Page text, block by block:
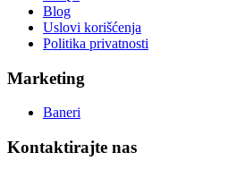
Blog
Uslovi korišćenja
Politika privatnosti
Marketing
Baneri
Kontaktirajte nas